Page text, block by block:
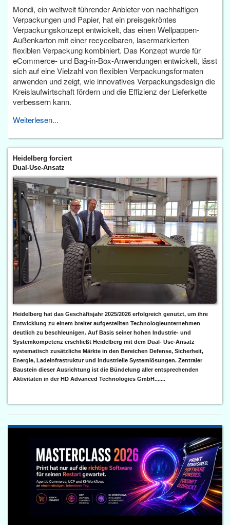
Mondi, ein weltweit führender Anbieter von nachhaltigen
Verpackungen und Papier, hat ein preisgekröntes
Verpackungskonzept entwickelt, das einen Wellpappen-
Außenkarton mit einer recycelbaren, lasermarkierten
flexiblen Verpackung kombiniert. Das Konzept wurde für
eCommerce- und Bag-in-Box-Anwendungen entwickelt, lässt
sich auf eine Vielzahl von flexiblen Verpackungsformaten
anwenden und zeigt, wie innovatives Verpackungsdesign die
Kreislaufwirtschaft fördern und die Effizienz der Lieferkette
verbessern kann.
Weiterlesen...
Heidelberg forciert
Dual-Use-Ansatz
Heidelberg hat das Geschäftsjahr 2025/2026 erfolgreich genutzt, um ihre
Entwicklung zu einem breiter aufgestellten Technologieunternehmen
deutlich zu beschleunigen. Auf Basis seiner hohen Industrie- und
Systemkompetenz erschließt Heidelberg mit dem Dual- Use-Ansatz
systematisch zusätzliche Märkte in den Bereichen Defense, Sicherheit,
Energie, Ladeinfrastruktur und industrielle Systemlösungen. Zentraler
Baustein dieser Ausrichtung ist die Bündelung aller entsprechenden
Aktivitäten in der HD Advanced Technologies GmbH.......